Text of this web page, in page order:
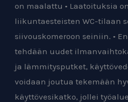
on maalattu • Laatoituksia
liikuntaesteisten WC-tilaan
siivouskomeroon seiniin. •
tehdään uudet
ja lämmitysputket,
voidaan joutua tekemään
käyttövesikatko, jollei